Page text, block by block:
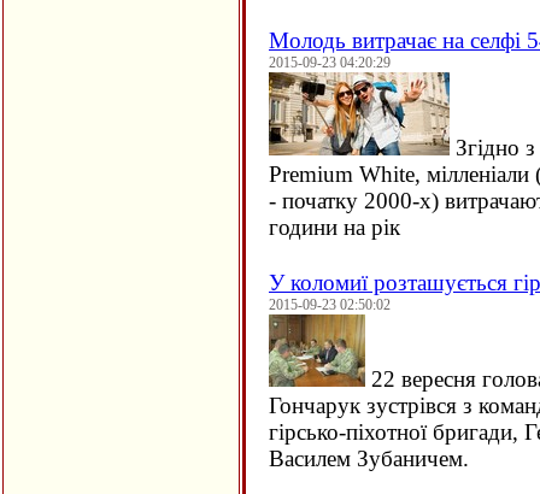
Молодь витрачає на селфі
2015-09-23 04:20:29
Згідно
Premium White,
- початку 2000-х)
години на рік
У коломиї розташується
2015-09-23 02:50:02
22 вересня
Гончарук зустрівся з
гірсько-піхотної бригади,
Василем Зубаничем.